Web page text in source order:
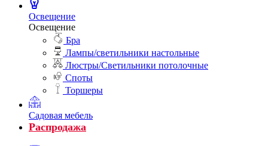
Освещение
Освещение
Бра
Лампы/светильники настольные
Люстры/Светильники потолочные
Споты
Торшеры
Садовая мебель
Распродажа